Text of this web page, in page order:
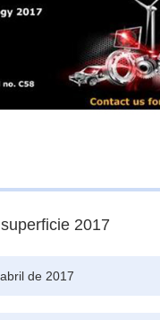
2017
de 2017